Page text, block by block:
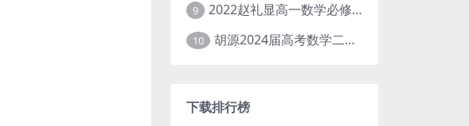
9 2022赵礼显高一数学必修一课程视频资源(秋季班 含讲义)百度网盘云
10 胡源2024届高考数学二轮寒假春季精讲 百度网盘分享
下载排行榜